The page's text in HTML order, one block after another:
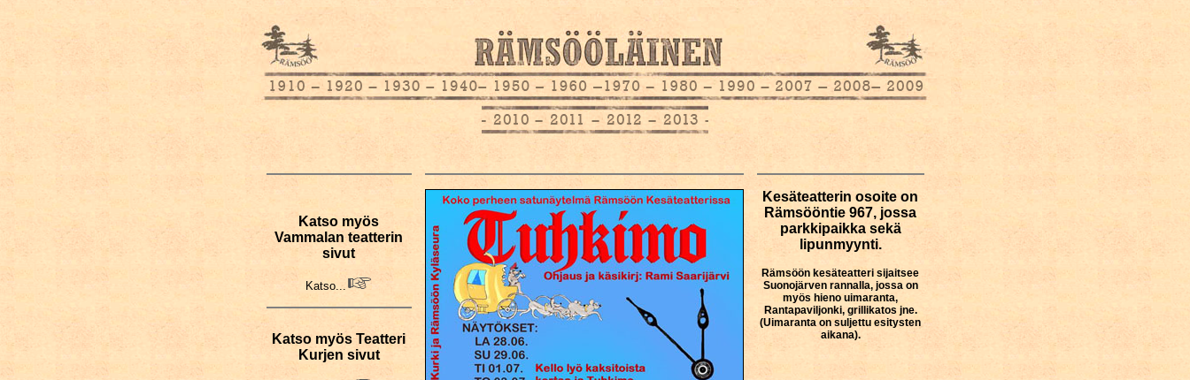
Katso myös
Vammalan teatterin
sivut
Katso...
Katso myös Teatteri
Kurjen sivut
Kesäteatterin osoite on
Rämsööntie 967, jossa
parkkipaikka sekä
lipunmyynti.
Rämsöön kesäteatteri sijaitsee
Suonojärven rannalla, jossa on
myös hieno uimaranta,
Rantapaviljonki, grillikatos jne.
(Uimaranta on suljettu esitysten
aikana).